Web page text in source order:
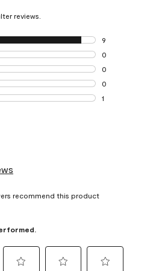
reviews.
9
9 reviews with 5
0
0 reviews with 4
0
0 reviews with 3
0
0 reviews with 2
1
recommend this product